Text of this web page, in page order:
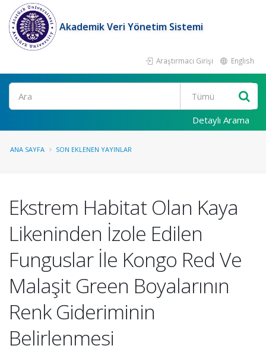
Akademik Veri Yönetim Sistemi
Araştırmacı Girişi English
Ara
Detaylı Arama
ANA SAYFA SON EKLENEN YAYINLAR
Ekstrem Habitat Olan Kaya
Likeninden İzole Edilen
Funguslar İle Kongo Red Ve
Malaşit Green Boyalarının
Renk Gideriminin
Belirlenmesi